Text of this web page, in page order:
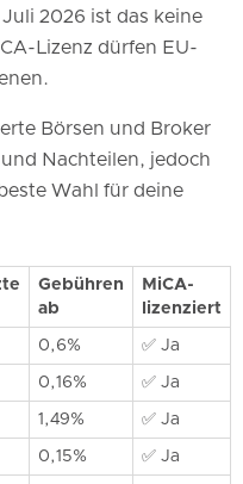
2026 ist das keine
Lizenz dürfen EU-
Börsen und Broker
Nachteilen, jedoch
Wahl für deine
Gebühren
ab
MiCA-
lizenziert
0,6% ✅ Ja
0,16% ✅ Ja
1,49% ✅ Ja
0,15% ✅ Ja